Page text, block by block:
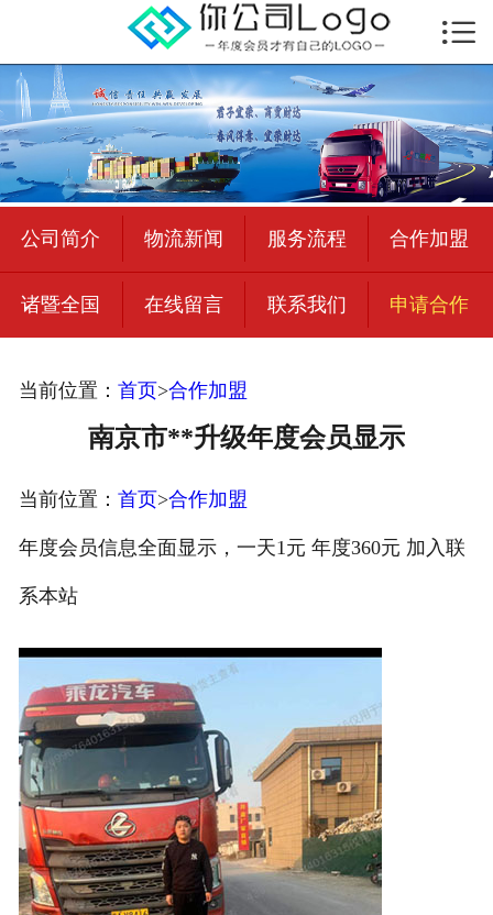
 首页
公司简介
物流新闻
绍兴至全国
合作加盟
宜荣智联

公司简介 物流新闻 服务流程 合作加盟
诸暨全国 在线留言 联系我们 申请合作
当前位置： 首页>合作加盟
南京市**升级年度会员显示
当前位置： 首页>合作加盟
年度会员信息全面显示，一天1元 年度360元 加入联
系本站